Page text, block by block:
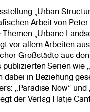
„Urban
Arbeit von
Themen „Urbane
vor allem Arbeiten
Großstädte aus
publizierten Serien wie
dabei in Beziehung
„Paradise Now“ und
der Verlag Hatje